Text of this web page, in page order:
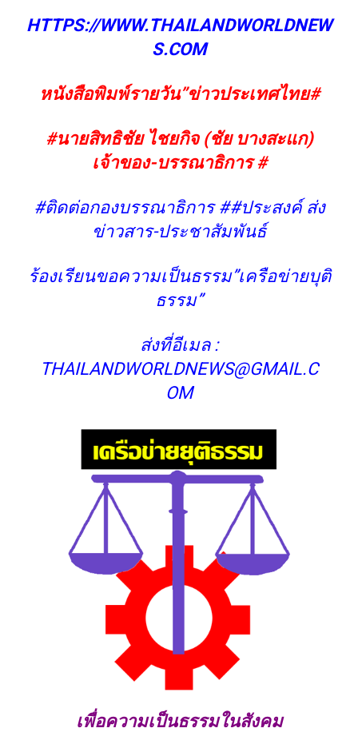
HTTPS://WWW.THAILANDWORLDNEW
S.COM
หนังสือพิมพ์รายวัน”ข่าวประเทศไทย#
#นายสิทธิชัย ไชยกิจ (ชัย บางสะแก)
เจ้าของ-บรรณาธิการ #
#ติดต่อกองบรรณาธิการ ##ประสงค์ ส่ง
ข่าวสาร-ประชาสัมพันธ์
ร้องเรียนขอความเป็นธรรม”เครือข่ายบุติ
ธรรม”
ส่งที่อีเมล :
THAILANDWORLDNEWS@GMAIL.C
OM
เพื่อความเป็นธรรมในสังคม